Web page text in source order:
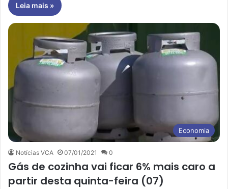
Leia mais »
Economia
Notícias VCA 07/01/2021 0
Gás de cozinha vai ficar 6% mais caro a
partir desta quinta-feira (07)